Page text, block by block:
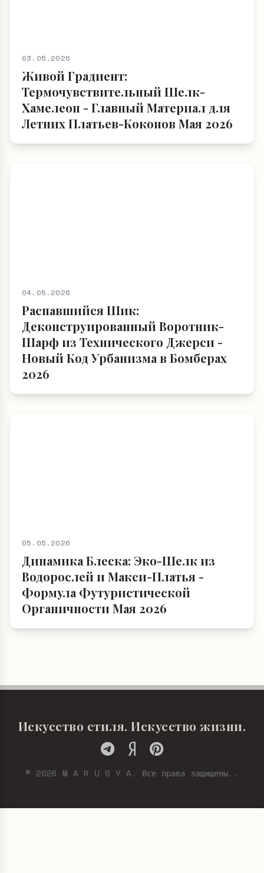
03.05.2026
Живой Градиент:
Термочувствительный Шелк-
Хамелеон - Главный Материал для
Летних Платьев-Коконов Мая 2026
04.05.2026
Распавшийся Шик:
Деконструированный Воротник-
Шарф из Технического Джерси -
Новый Код Урбанизма в Бомберах
2026
05.05.2026
Динамика Блеска: Эко-Шелк из
Водорослей и Макси-Платья -
Формула Футуристической
Органичности Мая 2026
Искусство стиля. Искусство жизни.
© 2026 M A R U S Y A. Все права защищены..